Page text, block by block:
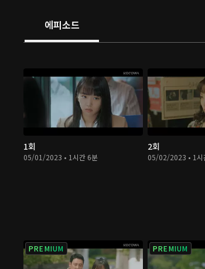
에피소드
1회
05/01/2023 • 1시간 6분
2회
05/02/2023 • 1시
PREMIUM PREMIUM